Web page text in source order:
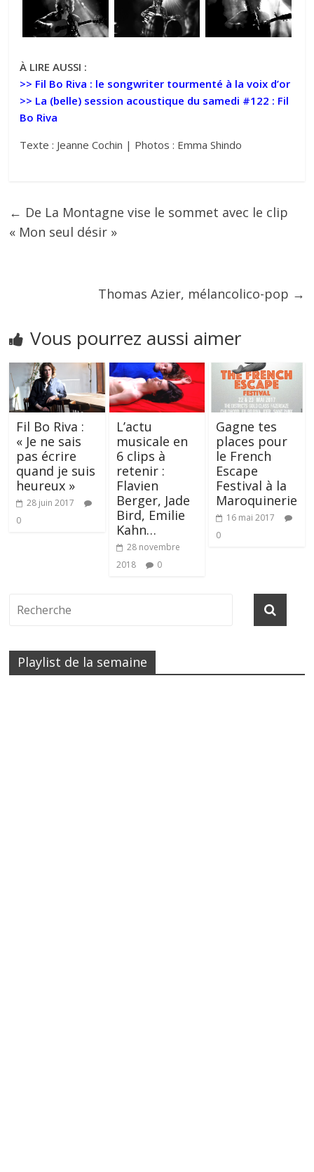
À LIRE AUSSI :
>> Fil Bo Riva : le songwriter tourmenté à la voix d’or
>> La (belle) session acoustique du samedi #122 : Fil
Bo Riva
Texte : Jeanne Cochin | Photos : Emma Shindo
← De La Montagne vise le sommet avec le clip
« Mon seul désir »
Thomas Azier, mélancolico-pop →
Vous pourrez aussi aimer
Fil Bo Riva :
« Je ne sais
pas écrire
quand je suis
heureux »
28 juin 2017
0
L’actu
musicale en
6 clips à
retenir :
Flavien
Berger, Jade
Bird, Emilie
Kahn…
28 novembre
2018
0
Gagne tes
places pour
le French
Escape
Festival à la
Maroquinerie
16 mai 2017
0
Playlist de la semaine